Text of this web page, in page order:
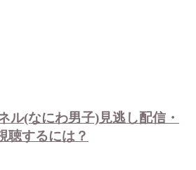
ル(なにわ男子)見逃し配信・
聴するには？